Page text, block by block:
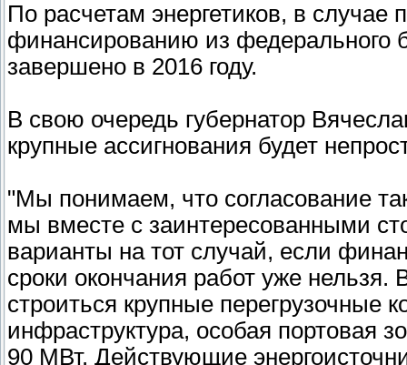
По расчетам энергетиков, в случае
финансированию из федерального
завершено в 2016 году.
В свою очередь губернатор
крупные ассигнования будет
"Мы понимаем, что согласование
мы вместе с заинтересованными
варианты на тот случай, если
сроки окончания работ уже
строиться крупные перегрузочные
инфраструктура, особая портовая
90 МВт. Действующие